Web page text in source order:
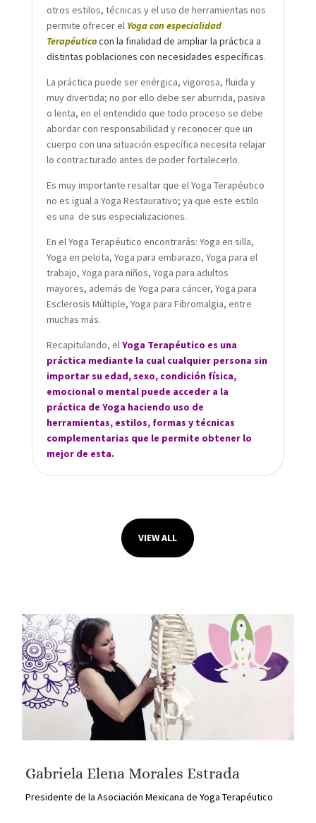
otros estilos, técnicas y el uso de herramientas nos
permite ofrecer el Yoga con especialidad
Terapéuticocon la finalidad de ampliar la práctica a
distintas poblaciones con necesidades específicas.
La práctica puede ser enérgica, vigorosa, fluida y
muy divertida; no por ello debe ser aburrida, pasiva
o lenta, en el entendido que todo proceso se debe
abordar con responsabilidad y reconocer que un
cuerpo con una situación específica necesita relajar
lo contracturado antes de poder fortalecerlo.
Es muy importante resaltar que el Yoga Terapéutico
no es igual a Yoga Restaurativo; ya que este estilo
es una de sus especializaciones.
En el Yoga Terapéutico encontrarás: Yoga en silla,
Yoga en pelota, Yoga para embarazo, Yoga para el
trabajo, Yoga para niños, Yoga para adultos
mayores, además de Yoga para cáncer, Yoga para
Esclerosis Múltiple, Yoga para Fibromalgia, entre
muchas más.
Recapitulando, elYoga Terapéutico es una
práctica mediante la cual cualquier persona sin
importar su edad, sexo, condición física,
emocional o mental puede acceder a la
práctica de Yoga haciendo uso de
herramientas, estilos, formas y técnicas
complementarias que le permite obtener lo
mejor de esta.
VIEW ALL
Gabriela Elena Morales Estrada
Presidente de la Asociación Mexicana de Yoga Terapéutico